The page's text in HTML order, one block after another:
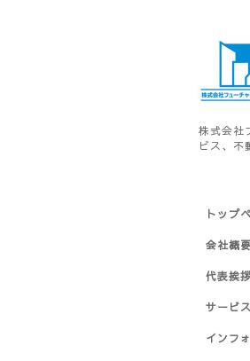
株式会社
ビス、不
トップ
会社概
代表挨拶
サービス
インフ